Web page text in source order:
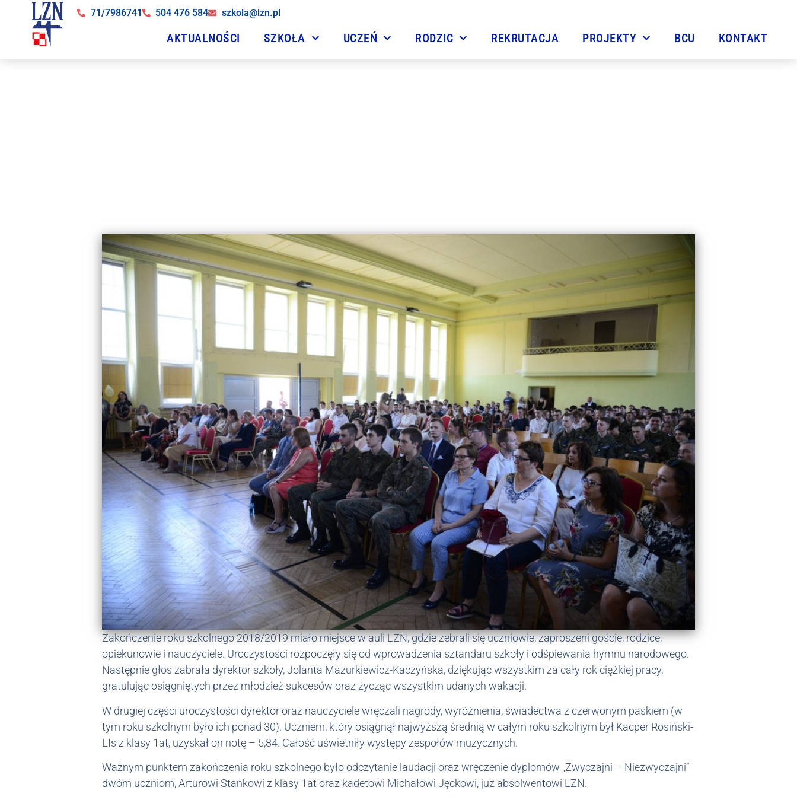
71/7986741 504 476 584 szkola@lzn.pl
AKTUALNOŚCI SZKOŁA UCZEŃ RODZIC REKRUTACJA PROJEKTY BCU KONTAKT
Zakończenie roku szkolnego 2018/2019 miało miejsce w auli LZN, gdzie zebrali się uczniowie, zaproszeni goście, rodzice,
opiekunowie i nauczyciele. Uroczystości rozpoczęły się od wprowadzenia sztandaru szkoły i odśpiewania hymnu narodowego.
Następnie głos zabrała dyrektor szkoły, Jolanta Mazurkiewicz-Kaczyńska, dziękując wszystkim za cały rok ciężkiej pracy,
gratulując osiągniętych przez młodzież sukcesów oraz życząc wszystkim udanych wakacji.
W drugiej części uroczystości dyrektor oraz nauczyciele wręczali nagrody, wyróżnienia, świadectwa z czerwonym paskiem (w
tym roku szkolnym było ich ponad 30). Uczniem, który osiągnął najwyższą średnią w całym roku szkolnym był Kacper Rosiński-
LIs z klasy 1at, uzyskał on notę – 5,84. Całość uświetniły występy zespołów muzycznych.
Ważnym punktem zakończenia roku szkolnego było odczytanie laudacji oraz wręczenie dyplomów „Zwyczajni – Niezwyczajni”
dwóm uczniom, Arturowi Stankowi z klasy 1at oraz kadetowi Michałowi Jęckowi, już absolwentowi LZN.